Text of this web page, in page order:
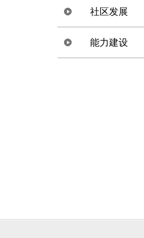
政策倡导
战略规划
社区发展
灾害管理
能力建设